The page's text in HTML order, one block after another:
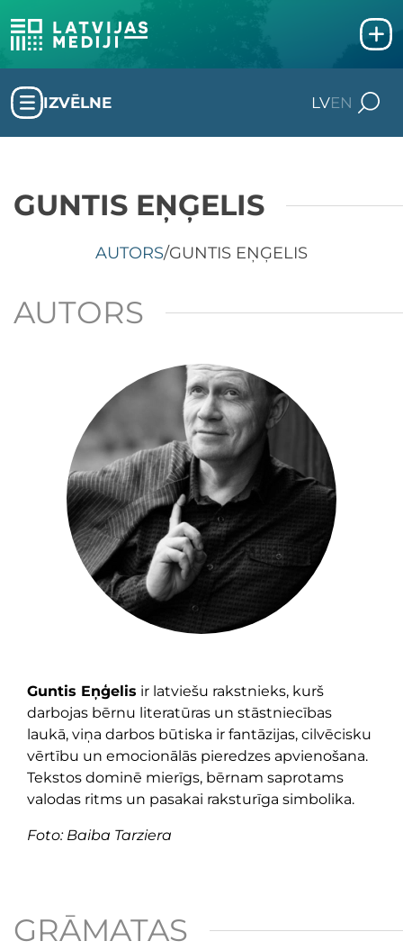
IZVĒLNE LVEN
GUNTIS EŅĢELIS
AUTORS/GUNTIS EŅĢELIS
AUTORS
Guntis Eņģelis ir latviešu rakstnieks, kurš
darbojas bērnu literatūras un stāstniecības
laukā, viņa darbos būtiska ir fantāzijas, cilvēcisku
vērtību un emocionālās pieredzes apvienošana.
Tekstos dominē mierīgs, bērnam saprotams
valodas ritms un pasakai raksturīga simbolika.
Foto: Baiba Tarziera
GRĀMATAS